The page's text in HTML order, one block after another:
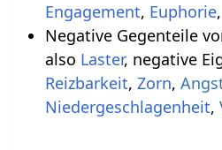
Engagement, Euphorie,
Negative Gegenteile
also Laster, negative
Reizbarkeit, Zorn,
Niedergeschlagenheit,